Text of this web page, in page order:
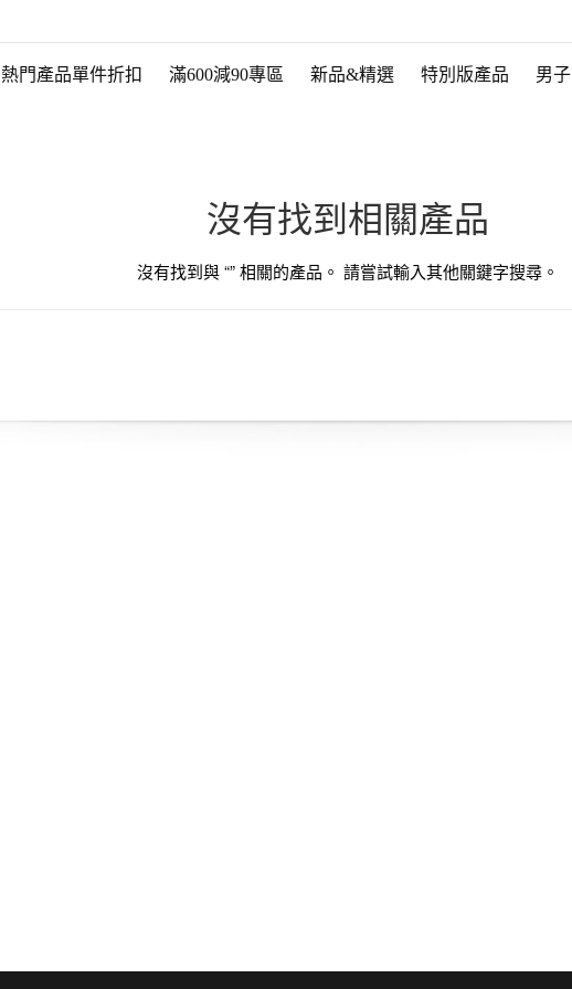
熱門產品單件折扣 滿600減90專區 新品&精選 特別版產品 男子
沒有找到相關產品
沒有找到與 “” 相關的產品。 請嘗試輸入其他關鍵字搜尋。